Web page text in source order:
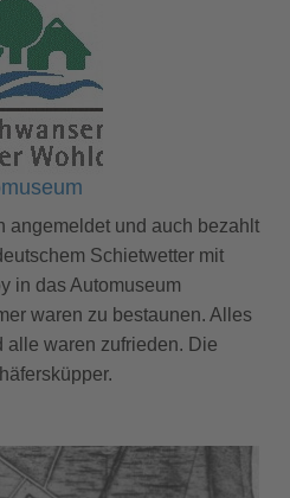
angemeldet und auch bezahlt
Schietwetter mit
in das Automuseum
waren zu bestaunen. Alles
alle waren zufrieden. Die